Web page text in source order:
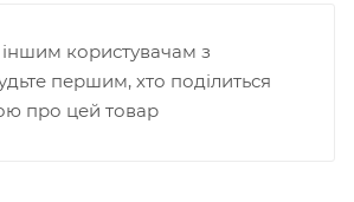
користувачам з
першим, хто поділиться
про цей товар